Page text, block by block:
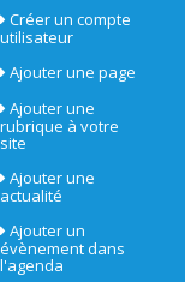
Créer un compte
utilisateur
Ajouter une page
Ajouter une
rubrique à votre
site
Ajouter une
actualité
Ajouter un
évènement dans
l'agenda